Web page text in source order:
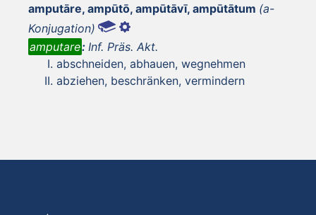
amputāre, ampūtō, ampūtāvī, ampūtātum (a-
Konjugation)
amputare: Inf. Präs. Akt.
abschneiden, abhauen, wegnehmen
abziehen, beschränken, vermindern